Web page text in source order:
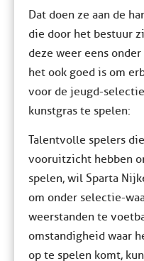
Dat doen ze aan de
die door het bestuur
deze weer eens
het ook goed is om
voor de jeugd-
kunstgras te spelen:
Talentvolle spelers
vooruitzicht hebben
spelen, wil Sparta
om onder selectie-
weerstanden te
omstandigheid waar
op te spelen komt,